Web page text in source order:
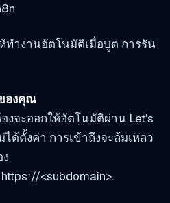
ทำงานอัตโนมัติเมื่อบูต การรัน
องคุณ
งจะออกให้อัตโนมัติผ่าน Let's
ได้ตั้งค่า การเข้าถึงจะล้มเหลว
https://<subdomain>.